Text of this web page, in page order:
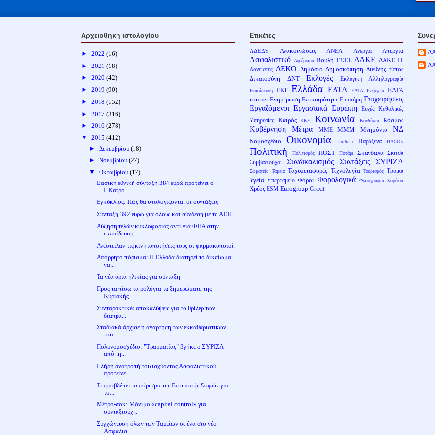
Αρχειοθήκη ιστολογίου
► 2022 (16)
► 2021 (18)
► 2020 (42)
► 2019 (90)
► 2018 (152)
► 2017 (316)
► 2016 (278)
▼ 2015 (412)
► Δεκεμβρίου (18)
► Νοεμβρίου (27)
▼ Οκτωβρίου (17)
Βασική εθνική σύνταξη 384 ευρώ προτείνει ο
Γ.Κατρο...
Εγκύκλιος: Πώς θα υπολογίζονται οι συντάξεις
Σύνταξη 392 ευρώ για όλους και σύνδεση με το ΑΕΠ
Αύξηση τελών κυκλοφορίας αντί για ΦΠΑ στην
εκπαίδευση
Ανέστειλαν τις κινητοποιήσεις τους οι φαρμακοποιοί
Απόρρητο πόρισμα: Η Ελλάδα διατηρεί το δικαίωμα
να...
Τα νέα όρια ηλικίας για σύνταξη
Προς τα πίσω τα ρολόγια τα ξημερώματα της
Κυριακής
Συνταρακτικές αποκαλύψεις για το θρίλερ των
διαπρα...
Σταδιακά άρχισε η ανάρτηση των εκκαθαριστικών
του ...
Πολυνομοσχέδιο: "Τραυματίας" βγήκε ο ΣΥΡΙΖΑ
από τη...
Πλήρη ανατροπή του ισχύοντος Ασφαλιστικού
προτείνε...
Τι προβλέπει το πόρισμα της Επιτροπής Σοφών για
το...
Μέτρο-σοκ: Μόνιμο «capital control» για
συνταξιούχ...
Συγχώνευση όλων των Ταμείων σε ένα στο νέο
Ασφαλισ...
Ετικέτες
ΑΔΕΔΥ Ανακοινώσεις ΑΝΕΛ Ανεργία Απεργία
Ασφαλιστικό Αφιέρωμα Βουλή ΓΣΕΕ ΔΑΚΕ ΔΑΚΕ ΙΤ
Δανειστές ΔΕΚΟ Δημόσιο Δημοσκόπηση Διεθνής τύπος
Δικαιοσύνη
ΔΝΤ Εκλογές Εκλογική Αλληλογραφία
Εκπαίδευση ΕΚΤ Ελλάδα ΕΛΤΑ ΕΛΤΑ Ενέργεια
ΕΛΤΑ
courier Ενημέρωση Επικαιρότητα Επιστήμη Επιχειρήσεις
Εργαζόμενοι Εργασιακά Ευρώπη Ευχές Καθολικές
Υπηρεσίες
Καιρός ΚΚΕ Κοινωνία Κονδύλια Κόσμος
Κυβέρνηση Μέτρα ΜΜΕ ΜΜΜ Μνημόνιο ΝΔ
Νομοσχέδιο Οικονομία Παιδεία Παράξενα ΠΑΣΟΚ
Πολιτική Πολιτισμός ΠΟΣΤ Ποτάμι Σκάνδαλα
Σκίτσα
Συμβασιούχοι
Συνδικαλισμός Συντάξεις ΣΥΡΙΖΑ
Σωματεία Ταμεία Ταχυμεταφορές Τεχνολογία Τουρισμός Τροικα
Υγεία Υπερταμείο Φόροι Φορολογικά Φωτογραφία Χαράτσι
Χρέος ESM Eurogroup Grexit